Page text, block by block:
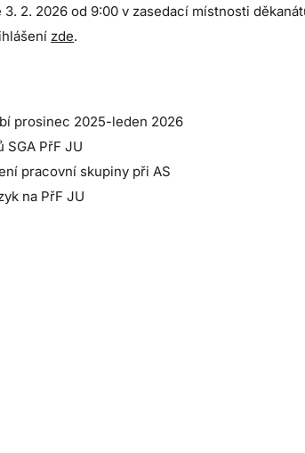
2. 2026 od 9:00 v zasedací místnosti
zde.
prosinec 2025-leden 2026
PřF JU
pracovní skupiny při AS
na PřF JU